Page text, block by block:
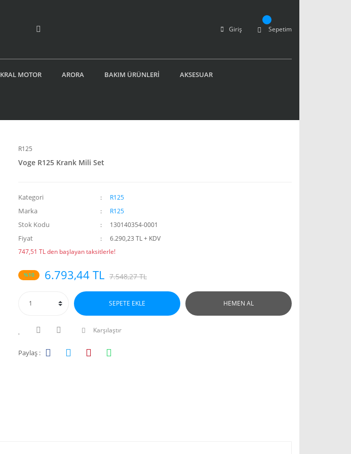
Giriş Sepetim
KRAL MOTOR ARORA BAKIM ÜRÜNLERİ AKSESUAR
R125
Voge R125 Krank Mili Set
Kategori R125
Marka R125
Stok Kodu 130140354-0001
Fiyat
6.290,23 TL + KDV
747,51 TL den başlayan taksitlerle!
%10 6.793,44 TL 7.548,27 TL
SEPETE EKLE HEMEN AL
Karşılaştır
Paylaş :